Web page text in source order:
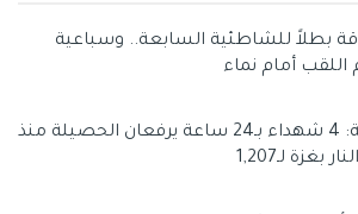
بطلاً للشاطئية السابعة.. وسباعية
أمام نماء
الصحة: 4 شهداء بـ24 ساعة يرفعان الحصيلة منذ
بغزة لـ1,207